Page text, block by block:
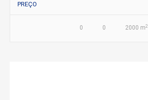
PREÇO
0 0 2000 m2